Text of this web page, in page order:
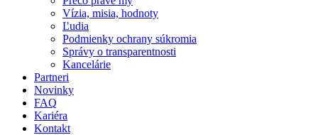
Vízia, misia, hodnoty
Ľudia
Podmienky ochrany súkromia
Správy o transparentnosti
Kancelárie
Partneri
Novinky
FAQ
Kariéra
Kontakt